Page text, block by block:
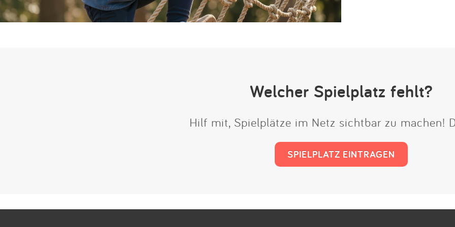
Welcher Spielplatz fehlt?
Hilf mit, Spielplätze im Netz sichtbar zu machen!
SPIELPLATZ EINTRAGEN